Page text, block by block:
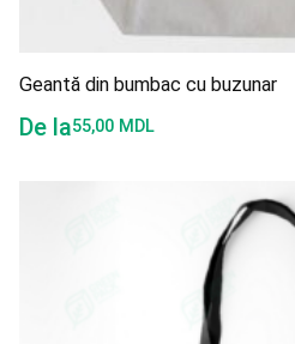
Geantă din bumbac cu buzunar
De la55,00 MDL